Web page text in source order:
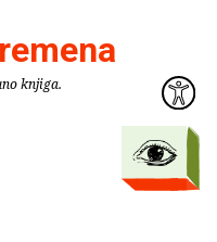
knjiga.